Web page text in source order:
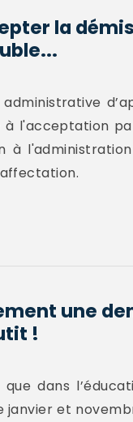
la
l'acceptation
une
!
dans
et